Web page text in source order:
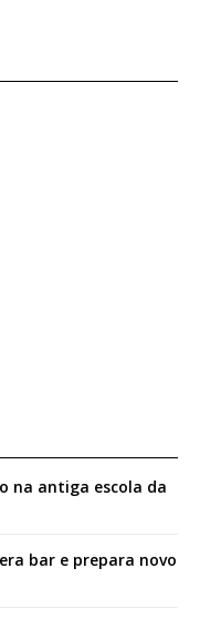
na antiga escola da
bar e prepara novo